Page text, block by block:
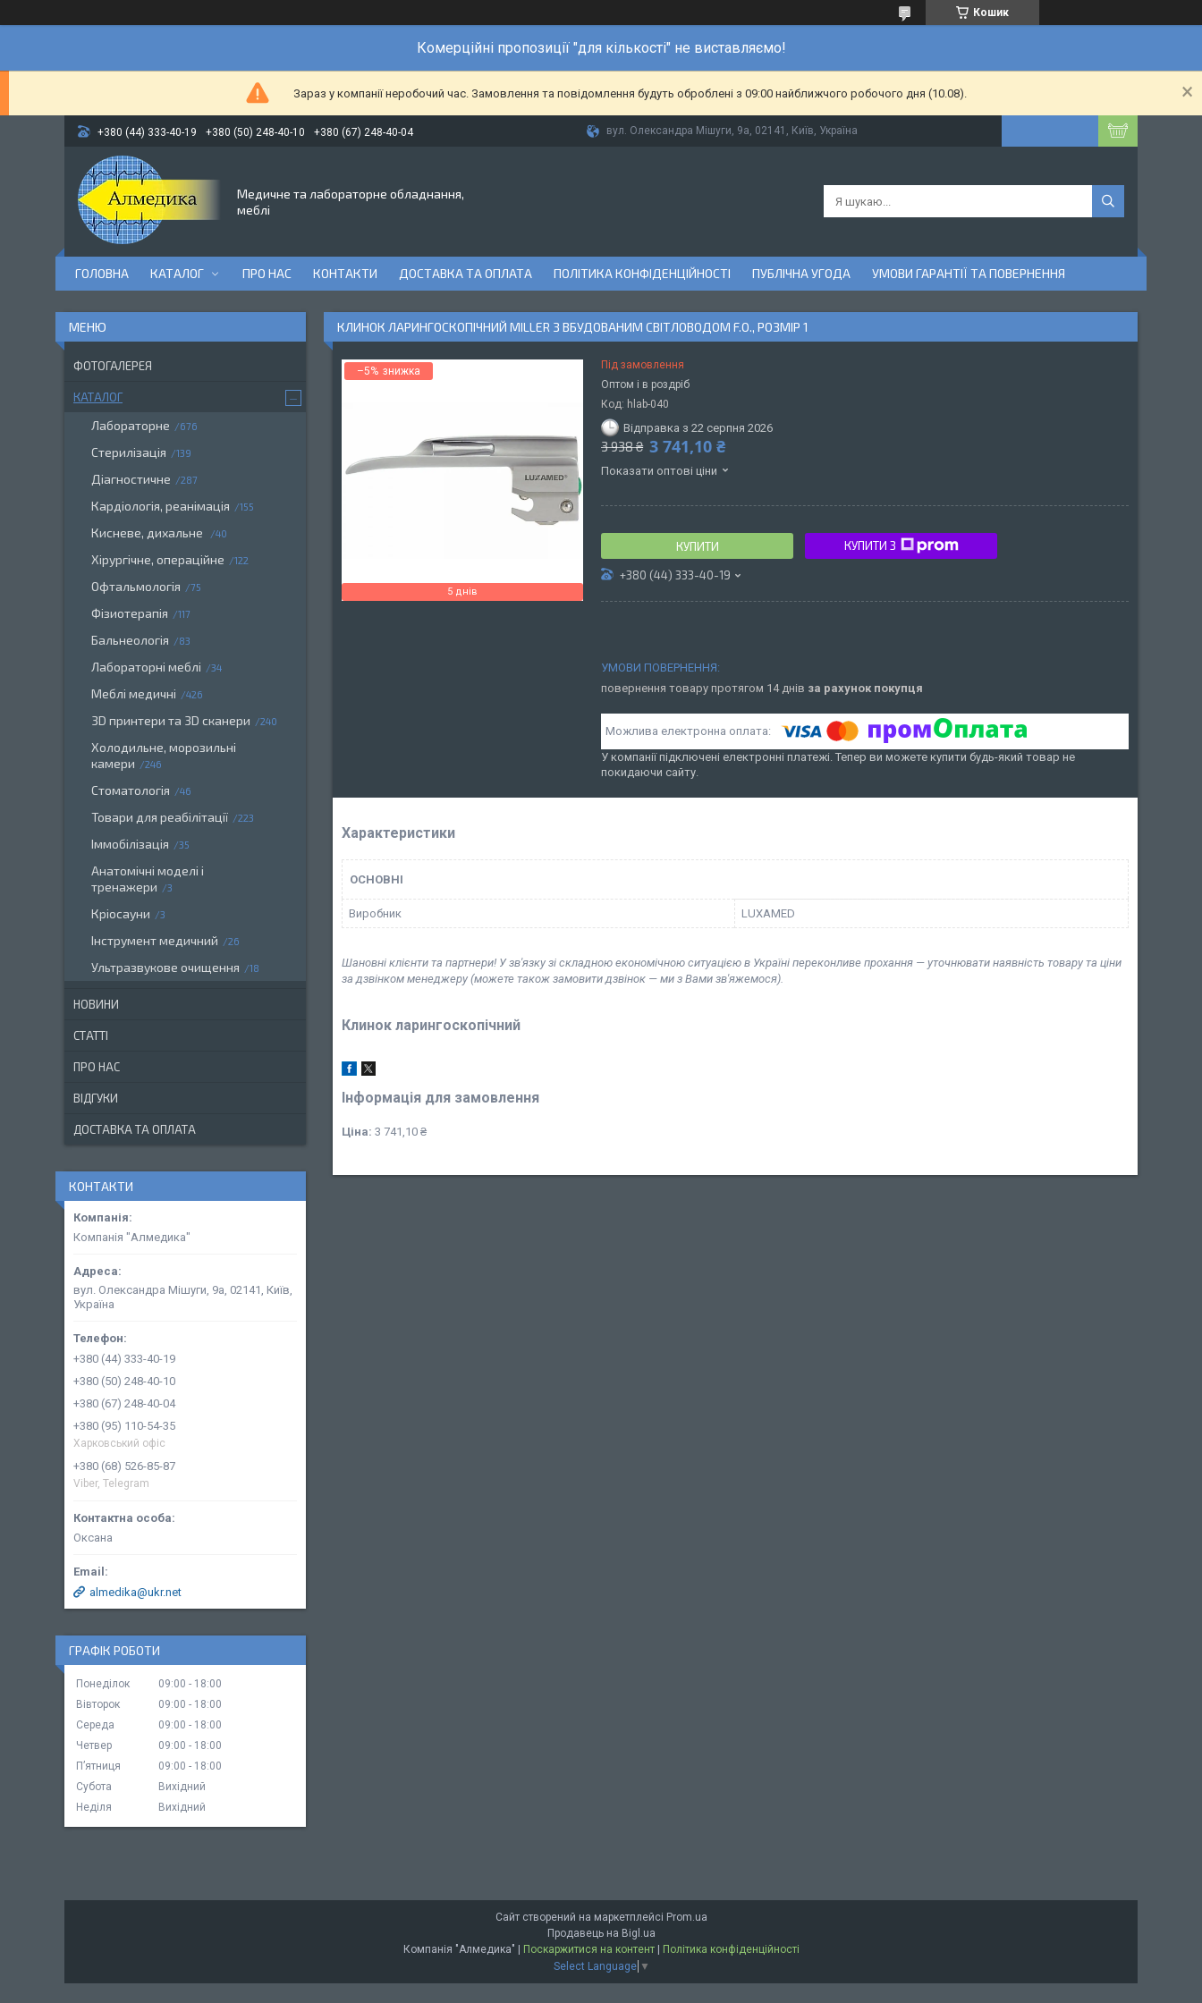
Кошик
Комерційні пропозиції "для кількості" не виставляємо!
Зараз у компанії неробочий час. Замовлення та повідомлення будуть оброблені з 09:00 найближчого робочого дня (10.08).
+380 (44) 333-40-19 +380 (50) 248-40-10 +380 (67) 248-40-04 вул. Олександра Мішуги, 9а, 02141, Київ, Україна
Медичне та лабораторне обладнання,
меблі
ГОЛОВНА КАТАЛОГ ПРО НАС КОНТАКТИ ДОСТАВКА ТА ОПЛАТА ПОЛІТИКА КОНФІДЕНЦІЙНОСТІ ПУБЛІЧНА УГОДА УМОВИ ГАРАНТІЇ ТА ПОВЕРНЕННЯ
КЛИНОК ЛАРИНГОСКОПІЧНИЙ MILLER З ВБУДОВАНИМ СВІТЛОВОДОМ F.O., РОЗМІР 1
–5%
5 днів
Під замовлення
Оптом і в роздріб
Код: hlab-040
Відправка з 22 серпня 2026
3 938 ₴ 3 741,10 ₴
Показати оптові ціни
КУПИТИ КУПИТИ З
+380 (44) 333-40-19
повернення товару протягом 14 днів за рахунок покупця
У компанії підключені електронні платежі. Тепер ви можете купити будь-який товар не
покидаючи сайту.
Характеристики
ОСНОВНІ
Виробник LUXAMED
Шановні клієнти та партнери! У зв'язку зі складною економічною ситуацією в Україні переконливе прохання — уточнювати наявність товару та ціни
за дзвінком менеджеру (можете також замовити дзвінок — ми з Вами зв'яжемося).
Клинок ларингоскопічний
Інформація для замовлення
Ціна: 3 741,10 ₴
ФОТОГАЛЕРЕЯ
КАТАЛОГ
Лабораторне 676
Стерилізація 139
Діагностичне 287
Кардіологія, реанімація 155
Кисневе, дихальне 40
Хірургічне, операційне 122
Офтальмологія 75
Фізиотерапія 117
Бальнеологія 83
Лабораторні меблі 34
Меблі медичні 426
3D принтери та 3D сканери 240
Холодильне, морозильні
камери
246
Стоматологія 46
Товари для реабілітації 223
Іммобілізація 35
Анатомічні моделі і
тренажери
3
Кріосауни 3
Інструмент медичний 26
Ультразвукове очищення 18
НОВИНИ
СТАТТІ
ПРО НАС
ВІДГУКИ
ДОСТАВКА ТА ОПЛАТА
КОНТАКТИ
Компанія "Алмедика"
вул. Олександра Мішуги, 9а, 02141, Київ,
Україна
+380 (44) 333-40-19
+380 (50) 248-40-10
+380 (67) 248-40-04
+380 (95) 110-54-35
Харковський офіс
+380 (68) 526-85-87
Viber, Telegram
Оксана
almedika@ukr.net
ГРАФІК РОБОТИ
Понеділок 09:00
18:00
Вівторок
09:00
18:00
Середа
09:00
18:00
Четвер
09:00
18:00
Пʼятниця
09:00
18:00
Субота
Вихідний
Неділя
Вихідний
Сайт створений на маркетплейсі Prom.ua
Продавець на Bigl.ua
Поскаржитися на контент
Політика конфіденційності
Select Language ▼